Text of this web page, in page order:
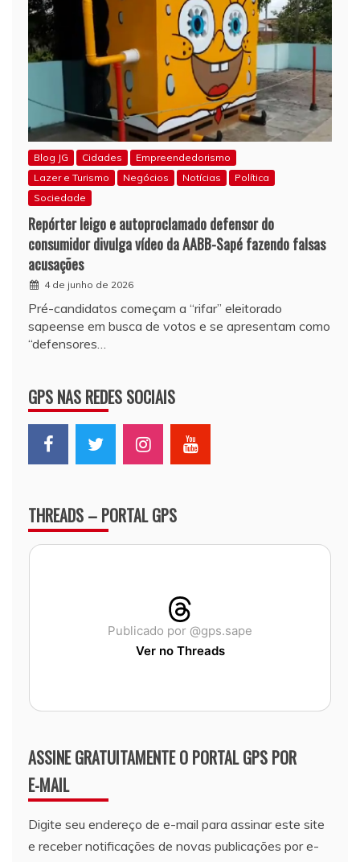
Blog JG Cidades
Empreendedorismo
Lazer e Turismo
Negócios Notícias
Política
Sociedade
Repórter leigo e autoproclamado defensor do
consumidor divulga vídeo da AABB-Sapé fazendo falsas
acusações
4 de junho de 2026
Pré-candidatos começam a “rifar” eleitorado
sapeense em busca de votos e se apresentam como
“defensores…
GPS NAS REDES SOCIAIS
THREADS – PORTAL GPS
Publicado por @gps.sape
Ver no Threads
ASSINE GRATUITAMENTE O PORTAL GPS POR
E-MAIL
Digite seu endereço de e-mail para assinar este site
e receber notificações de novas publicações por e-